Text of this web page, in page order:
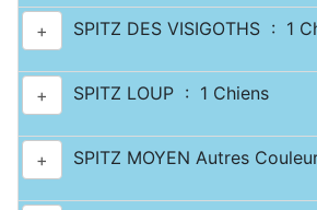
+ SPITZ DES VISIGOTHS : 1
+ SPITZ LOUP : 1 Chiens
+ SPITZ MOYEN Autres